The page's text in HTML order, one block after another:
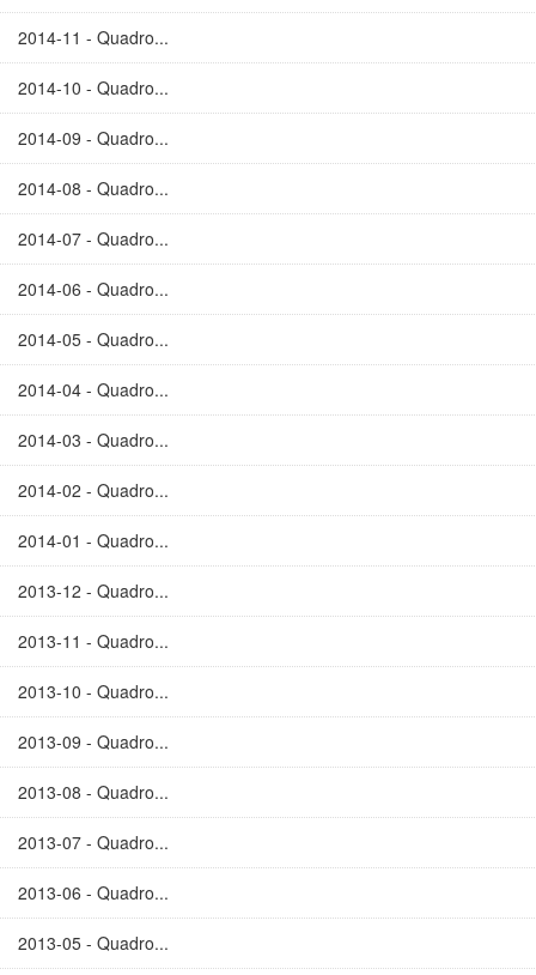
2014-11 - Quadro...
2014-10 - Quadro...
2014-09 - Quadro...
2014-08 - Quadro...
2014-07 - Quadro...
2014-06 - Quadro...
2014-05 - Quadro...
2014-04 - Quadro...
2014-03 - Quadro...
2014-02 - Quadro...
2014-01 - Quadro...
2013-12 - Quadro...
2013-11 - Quadro...
2013-10 - Quadro...
2013-09 - Quadro...
2013-08 - Quadro...
2013-07 - Quadro...
2013-06 - Quadro...
2013-05 - Quadro...